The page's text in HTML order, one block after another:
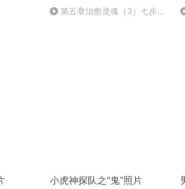
第五章治愈灵魂（3）七步治
小虎神探队之“鬼”照片